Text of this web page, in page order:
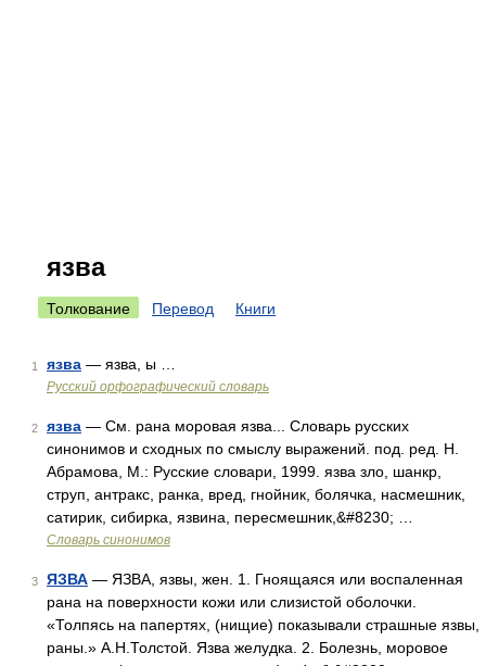
язва
Толкование Перевод Книги
1 язва — язва, ы …
Русский орфографический словарь
2 язва — См. рана моровая язва... Словарь русских
синонимов и сходных по смыслу выражений. под. ред. Н.
Абрамова, М.: Русские словари, 1999. язва зло, шанкр,
струп, антракс, ранка, вред, гнойник, болячка, насмешник,
сатирик, сибирка, язвина, пересмешник,&#8230; …
Словарь синонимов
3 ЯЗВА — ЯЗВА, язвы, жен. 1. Гноящаяся или воспаленная
рана на поверхности кожи или слизистой оболочки.
«Толпясь на папертях, (нищие) показывали страшные язвы,
раны.» А.Н.Толстой. Язва желудка. 2. Болезнь, моровое